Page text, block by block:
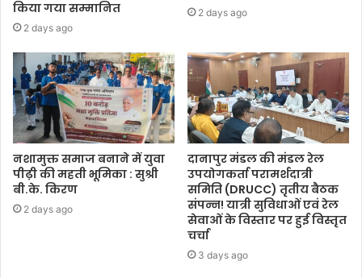
किया गया सम्मानित
2 days ago
2 days ago
नशामुक्त समाज बनाने में युवा
पीढ़ी की महती भूमिका : सुश्री
बी.के. किरण
2 days ago
दानापुर मंडल की मंडल रेल
उपयोगकर्ता परामर्शदात्री
समिति (DRUCC) तृतीय बैठक
संपन्न! यात्री सुविधाओं एवं रेल
सेवाओं के विस्तार पर हुई विस्तृत
चर्चा
3 days ago